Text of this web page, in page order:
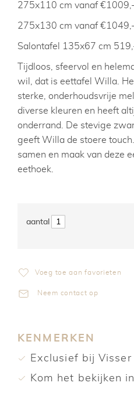
275x110 cm vanaf €1009,-
275x130 cm vanaf €1049,-
Salontafel 135x67 cm
Tijdloos, sfeervol en
wil, dat is eettafel Willa.
sterke, onderhoudsvrije
diverse kleuren en heeft
onderrand. De stevige
geeft Willa de stoere
samen en maak van deze
eethoek.
Voeg toe aan favorieten
Neem contact op
KENMERKEN
Exclusief bij Visser
Kom het bekijken